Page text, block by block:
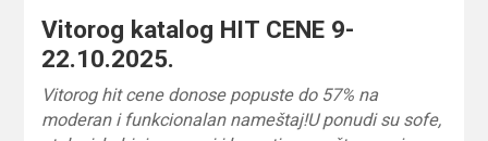
Vitorog katalog HIT CENE 9-
22.10.2025.
Vitorog hit cene donose popuste do 57% na
moderan i funkcionalan nameštaj!U ponudi su sofe,